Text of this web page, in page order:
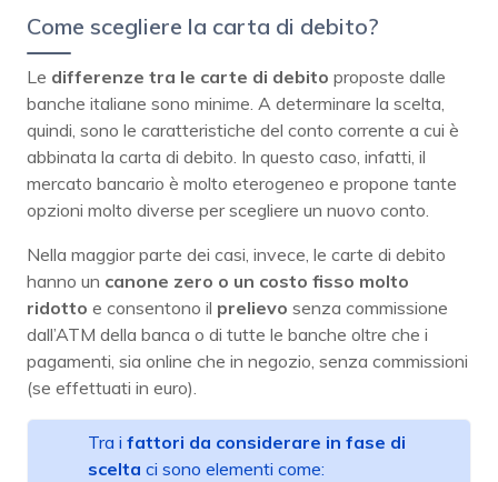
Come scegliere la carta di debito?
Le differenze tra le carte di debito proposte dalle
banche italiane sono minime. A determinare la scelta,
quindi, sono le caratteristiche del conto corrente a cui è
abbinata la carta di debito. In questo caso, infatti, il
mercato bancario è molto eterogeneo e propone tante
opzioni molto diverse per scegliere un nuovo conto.
Nella maggior parte dei casi, invece, le carte di debito
hanno un canone zero o un costo fisso molto
ridotto e consentono il prelievo senza commissione
dall’ATM della banca o di tutte le banche oltre che i
pagamenti, sia online che in negozio, senza commissioni
(se effettuati in euro).
Tra i fattori da considerare in fase di
scelta ci sono elementi come: